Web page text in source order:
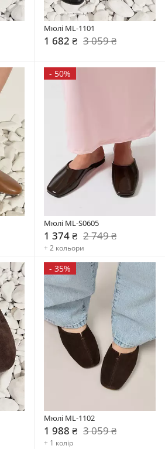
Мюлі ML-1101
1 682 ₴ 3 059 ₴
- 50%
Мюлі ML-S0605
1 374 ₴ 2 749 ₴
+ 2 кольори
- 35%
Мюлі ML-1102
1 988 ₴ 3 059 ₴
+ 1 колір